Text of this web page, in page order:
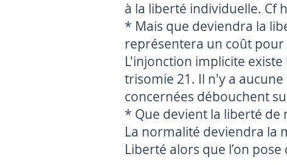
à la liberté individuelle. Cf
* Mais que deviendra la
représentera un coût
L'injonction implicite
trisomie 21. Il n'y a
concernées débouchent
* Que devient la liberté de
La normalité deviendra la
Liberté alors que l’on